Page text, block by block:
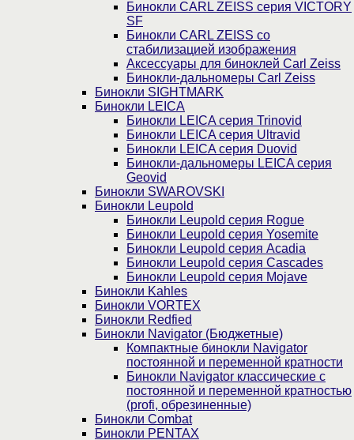
Бинокли CARL ZEISS серия VICTORY
SF
Бинокли CARL ZEISS со
стабилизацией изображения
Аксессуары для биноклей Carl Zeiss
Бинокли-дальномеры Carl Zeiss
Бинокли SIGHTMARK
Бинокли LEICA
Бинокли LEICA серия Trinovid
Бинокли LEICA серия Ultravid
Бинокли LEICA серия Duovid
Бинокли-дальномеры LEICA серия
Geovid
Бинокли SWAROVSKI
Бинокли Leupold
Бинокли Leupold серия Rogue
Бинокли Leupold серия Yosemite
Бинокли Leupold серия Acadia
Бинокли Leupold серия Cascades
Бинокли Leupold серия Mojave
Бинокли Kahles
Бинокли VORTEX
Бинокли Redfied
Бинокли Navigator (Бюджетные)
Компактные бинокли Navigator
постоянной и переменной кратности
Бинокли Navigator классические с
постоянной и переменной кратностью
(profi, обрезиненные)
Бинокли Combat
Бинокли PENTAX